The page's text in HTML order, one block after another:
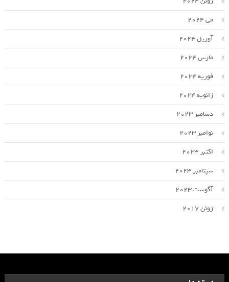
می 2024
آوریل 2024
مارس 2024
فوریه 2024
ژانویه 2024
دسامبر 2023
نوامبر 2023
اکتبر 2023
سپتامبر 2023
آگوست 2023
ژوئن 2017